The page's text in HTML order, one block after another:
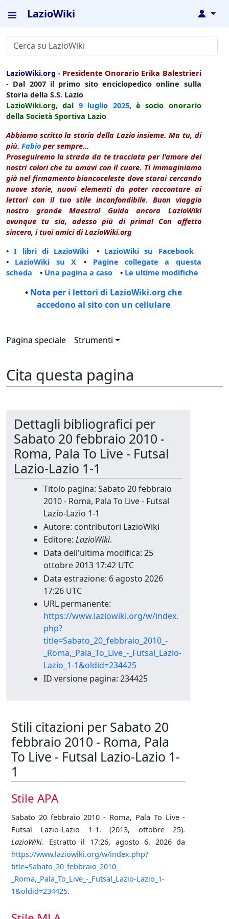
LazioWiki ↓
LazioWiki.org - Presidente Onorario Erika Balestrieri
- Dal 2007 il primo sito enciclopedico online sulla
Storia della S.S. Lazio
LazioWiki.org, dal 9 luglio 2025, è socio onorario
della Società Sportiva Lazio
Abbiamo scritto la storia della Lazio insieme. Ma tu, di
più. Fabio per sempre...
Proseguiremo la strada da te tracciata per l'amore dei
nostri colori che tu amavi con il cuore. Ti immaginiamo
già nel firmamento biancoceleste dove starai cercando
nuove storie, nuovi elementi da poter raccontare ai
lettori con il tuo stile inconfondibile. Buon viaggio
nostro grande Maestro! Guida ancora LazioWiki
ovunque tu sia, adesso più di prima! Con affetto
sincero, i tuoi amici di LazioWiki.org
•I libri di LazioWiki • LazioWiki su Facebook
• LazioWiki su X • Pagine collegate a questa
scheda • Una pagina a caso • Le ultime modifiche
• Nota per i lettori di LazioWiki.org che
accedono al sito con un cellulare
Pagina speciale Strumenti
Cita questa pagina
Dettagli bibliografici per
Sabato 20 febbraio 2010 -
Roma, Pala To Live - Futsal
Lazio-Lazio 1-1
Titolo pagina: Sabato 20 febbraio
2010 - Roma, Pala To Live - Futsal
Lazio-Lazio 1-1
Autore: contributori LazioWiki
Editore: LazioWiki.
Data dell'ultima modifica: 25
ottobre 2013 17:42 UTC
Data estrazione: 6 agosto 2026
17:26 UTC
URL permanente:
https://www.laziowiki.org/w/index.
php?
title=Sabato_20_febbraio_2010_-
_Roma,_Pala_To_Live_-_Futsal_Lazio-
Lazio_1-1&oldid=234425
ID versione pagina: 234425
Stili citazioni per Sabato 20
febbraio 2010 - Roma, Pala
To Live - Futsal Lazio-Lazio 1-
1
Stile APA
Sabato 20 febbraio 2010 - Roma, Pala To Live -
Futsal Lazio-Lazio 1-1. (2013, ottobre 25).
LazioWiki. Estratto il 17:26, agosto 6, 2026 da
https://www.laziowiki.org/w/index.php?
title=Sabato_20_febbraio_2010_-
_Roma,_Pala_To_Live_-_Futsal_Lazio-Lazio_1-
1&oldid=234425.